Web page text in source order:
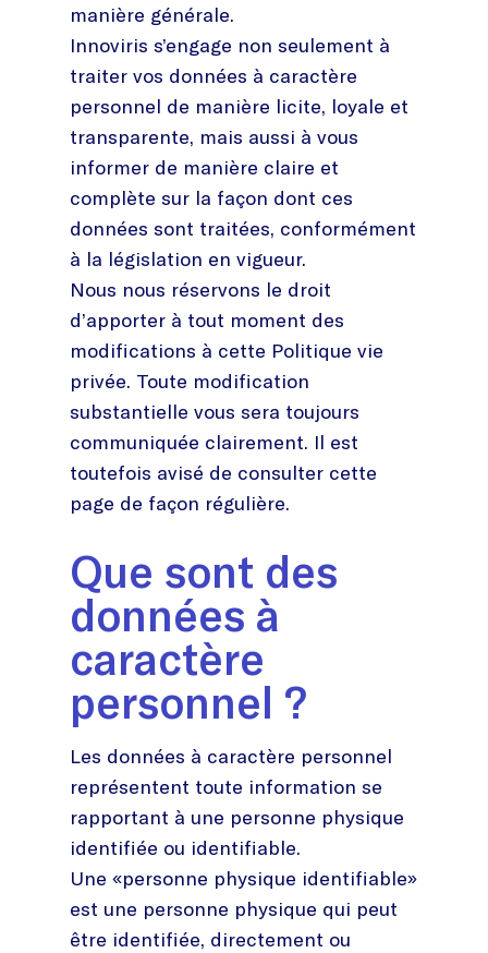
manière générale.
Innoviris s’engage non seulement à
traiter vos données à caractère
personnel de manière licite, loyale et
transparente, mais aussi à vous
informer de manière claire et
complète sur la façon dont ces
données sont traitées, conformément
à la législation en vigueur.
Nous nous réservons le droit
d’apporter à tout moment des
modifications à cette Politique vie
privée. Toute modification
substantielle vous sera toujours
communiquée clairement. Il est
toutefois avisé de consulter cette
page de façon régulière.
Que sont des
données à
caractère
personnel ?
Les données à caractère personnel
représentent toute information se
rapportant à une personne physique
identifiée ou identifiable.
Une «personne physique identifiable»
est une personne physique qui peut
être identifiée, directement ou